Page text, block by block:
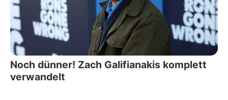
Noch dünner! Zach Galifianakis komplett
verwandelt